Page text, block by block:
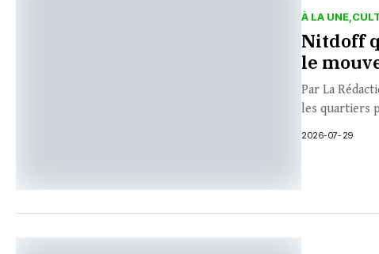
À LA UNE
Nitdoff
le
Par La
les quartiers
2026-07-29